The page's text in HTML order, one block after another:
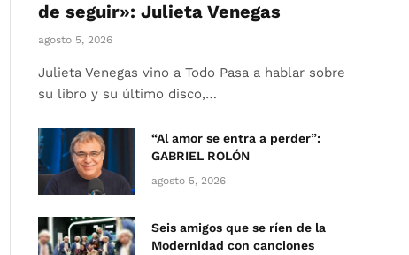
de seguir»: Julieta Venegas
agosto 5, 2026
Julieta Venegas vino a Todo Pasa a hablar sobre
su libro y su último disco,…
“Al amor se entra a perder”:
GABRIEL ROLÓN
agosto 5, 2026
Seis amigos que se ríen de la
Modernidad con canciones